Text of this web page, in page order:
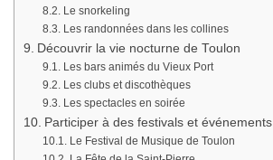
Le snorkeling
Les randonnées dans les collines
Découvrir la vie nocturne de Toulon
Les bars animés du Vieux Port
Les clubs et discothèques
Les spectacles en soirée
Participer à des festivals et événements
Le Festival de Musique de Toulon